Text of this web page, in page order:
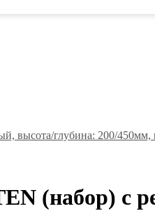
(набор) с